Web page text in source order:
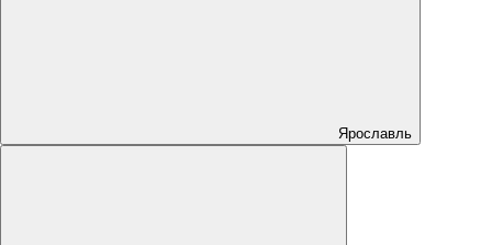
Ярославль